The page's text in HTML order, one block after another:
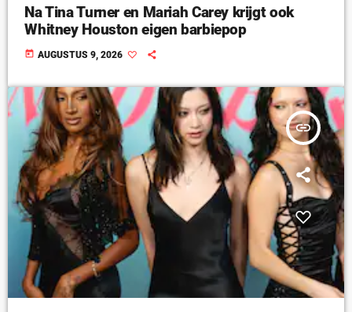
Na Tina Turner en Mariah Carey krijgt ook
Whitney Houston eigen barbiepop
today AUGUSTUS 9, 2026
insert_link